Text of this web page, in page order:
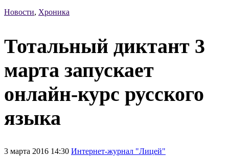
Новости, Хроника
Тотальный диктант 3
марта запускает
онлайн-курс русского
языка
3 марта 2016 14:30 Интернет-журнал "Лицей"